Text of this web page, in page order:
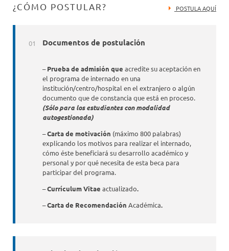
¿CÓMO POSTULAR? POSTULA AQUÍ
Documentos de postulación
–Prueba de admisión queacredite su aceptación en
el programa de internado en una
institución/centro/hospital en el extranjero o algún
documento que de constancia que está en proceso.
(Sólo para los estudiantes con modalidad
autogestionada)
–Carta de motivación (máximo 800 palabras)
explicando los motivos para realizar el internado,
cómo éste beneficiará su desarrollo académico y
personal y por qué necesita de esta beca para
participar del programa.
–Currículum Vitaeactualizado.
–Carta de RecomendaciónAcadémica.